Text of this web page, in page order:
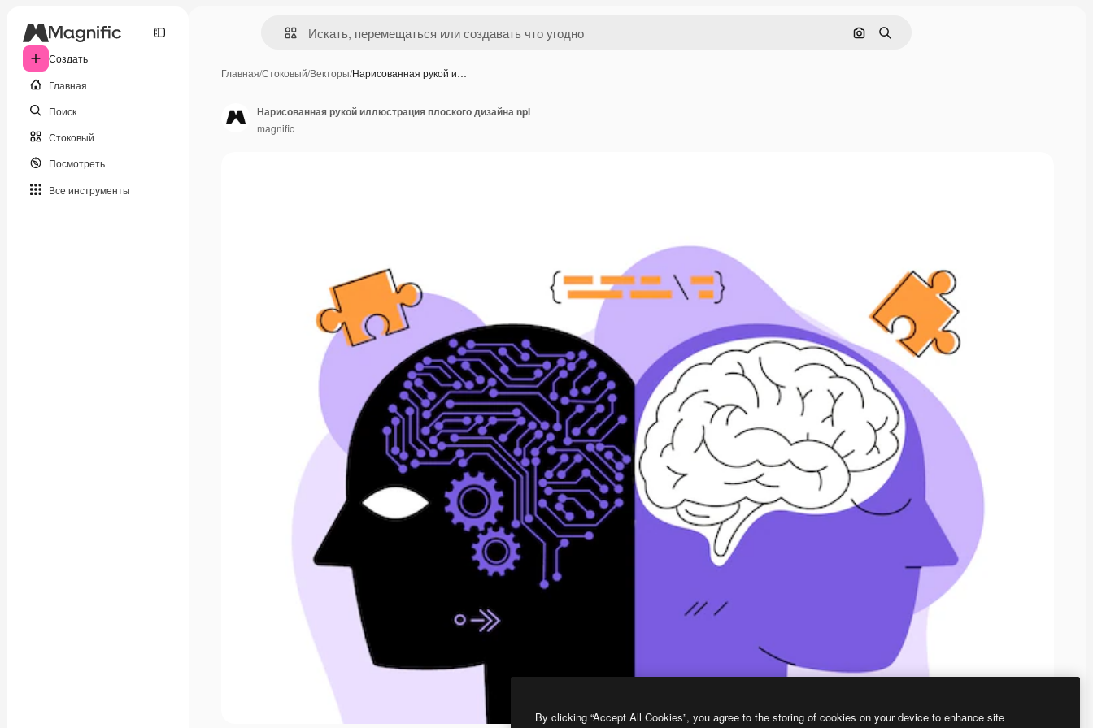
Создать
Главная
Поиск
Стоковый
Посмотреть
Все инструменты
Поиск по изображению
Поиск
Главная/Стоковый/Векторы/Нарисованная рукой и…
Нарисованная рукой иллюстрация плоского дизайна npl
magnific
By clicking “Accept All Cookies”, you agree to the storing of cookies on your device to enhance site